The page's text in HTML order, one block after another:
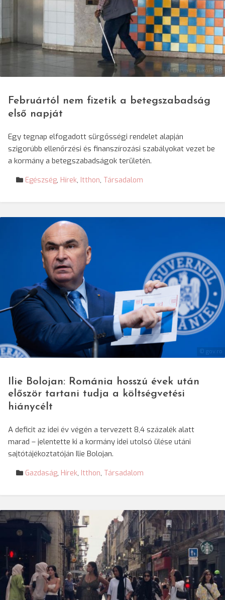
© Darvas Enikő/SRR
Februártól nem fizetik a betegszabadság
első napját
Egy tegnap elfogadott sürgősségi rendelet alapján
szigorúbb ellenőrzési és finanszírozási szabályokat vezet be
a kormány a betegszabadságok területén.
Egészség, Hírek, Itthon, Társadalom
© gov.ro
Ilie Bolojan: Románia hosszú évek után
először tartani tudja a költségvetési
hiánycélt
A deficit az idei év végén a tervezett 8,4 százalék alatt
marad – jelentette ki a kormány idei utolsó ülése utáni
sajtótájékoztatóján Ilie Bolojan.
Gazdaság, Hírek, Itthon, Társadalom